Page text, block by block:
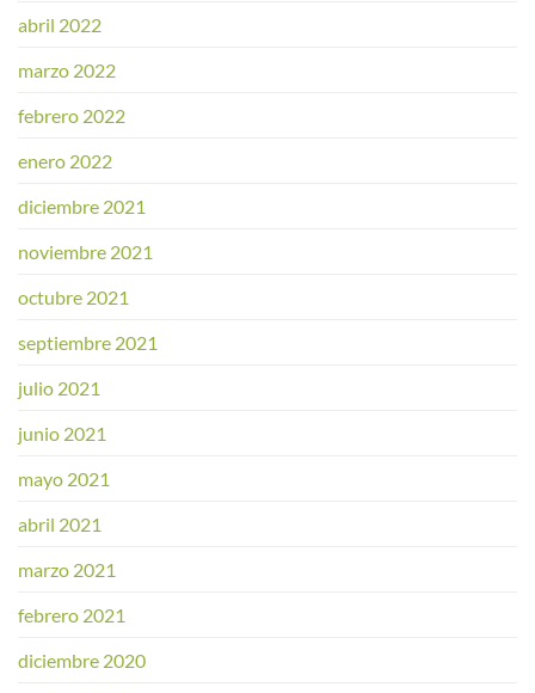
abril 2022
marzo 2022
febrero 2022
enero 2022
diciembre 2021
noviembre 2021
octubre 2021
septiembre 2021
julio 2021
junio 2021
mayo 2021
abril 2021
marzo 2021
febrero 2021
diciembre 2020